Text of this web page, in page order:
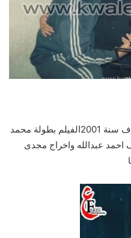
كواليس تسجيل اغنية فيلم 55 اسعاف سنة 2001الفيلم بطولة محمد
عبدالله واخراج مجدى